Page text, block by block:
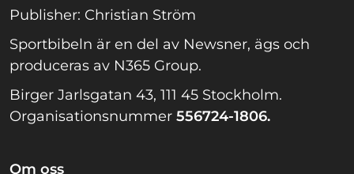
Publisher: Christian Ström
Sportbibeln är en del av Newsner, ägs och
produceras av N365 Group.
Birger Jarlsgatan 43, 111 45 Stockholm.
Organisationsnummer 556724-1806.
Om oss